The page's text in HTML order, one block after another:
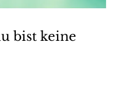
bist keine